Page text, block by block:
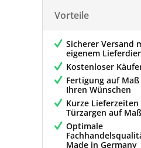
Vorteile
Sicherer Versand
eigenem
Kostenloser
Fertigung auf Maß
Ihren Wünschen
Kurze
Türzargen auf Maß
Optimale
Made in Germany